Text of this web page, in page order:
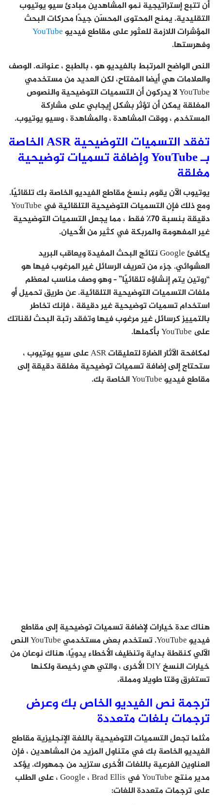
أن تتبع إستراتيجية نمو المشاهدين مبادئ سيو يوتيوب
التقليدية. يمنح المحتوى المحسّن جيدًا محركات البحث
المؤشرات اللازمة للعثور على مقاطع فيديوYouTube
وفهرستها.
النص الواضح المرتبط بالفيديو هو ، بالطبع ، عنوانه. الوصف
والعلامات هي أيضا المفتاح، لكن العديد من مستخدمي
YouTube لا يدركون أن التسميات التوضيحية والنصوص
المغلقة يمكن أن تؤثر بشكل إيجابي على مشاركة
المستخدم ، ووقت المشاهدة ، والمشاهدة ، وسيو يوتيوب.
تفقد التسميات التوضيحية ASR الخاصة
بـ YouTube وإضافة تسميات توضيحية
مغلقة
يوتيوب الآن يقوم بنسخ مقاطع الفيديو الخاصة بك تلقائيًا.
ومع ذلك فإن التسميات التوضيحية التلقائية في YouTube
دقيقة بنسبة 70٪ فقط ، مما يجعل التسميات التوضيحية
غير المفهومة والمربكة في كثير من الأحيان.
يكافئ Google نتائج البحث المفيدة ويعاقب البريد
العشوائي. جزء من تعريف الرسائل غير المرغوب فيها هو
“روتين يتم إنشاؤه تلقائيًا” – وهو وصف مناسب لمعظم
ملفات التسميات التوضيحية التلقائية. عن طريق تحميل أو
استخدام تسميات توضيحية غير دقيقة ، فإنك تخاطر
بالتمييز كرسائل غير مرغوب فيها وتفقد رتبة البحث لقناتك
على YouTube بأكملها.
لمكافحة الآثار الضارة لتعليقات ASR على سيو يوتيوب ،
ستحتاج إلى إضافة تسميات توضيحية مغلقة دقيقة إلى
مقاطع فيديو YouTube الخاصة بك.
هناك عدة خيارات لإضافة تسميات توضيحية إلى مقاطع
فيديو YouTube. تستخدم بعض مستخدمي YouTube النص
الآلي كنقطة بداية وتنظيف الأخطاء يدويًا، هناك نوعان من
خيارات النسخ DIY الأخرى ، والتي هي رخيصة ولكنها
تستغرق وقتا طويلا ومملة.
ترجمة نص الفيديو الخاص بك وعرض
ترجمات بلغات متعددة
مثلما تجعل التسميات التوضيحية باللغة الإنجليزية مقاطع
الفيديو الخاصة بك في متناول المزيد من المشاهدين ، فإن
العناوين الفرعية باللغات الأخرى ستزيد من جمهورك. يؤكد
مدير منتج YouTube في Google ، Brad Ellis ، على الطلب
على ترجمات متعددة اللغات: